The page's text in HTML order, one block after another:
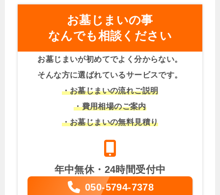
お墓じまいの事
なんでも相談ください
お墓じまいが初めてでよく分からない。
そんな方に選ばれているサービスです。
・お墓じまいの流れご説明
・費用相場のご案内
・お墓じまいの無料見積り
年中無休・24時間受付中
050-5794-7378